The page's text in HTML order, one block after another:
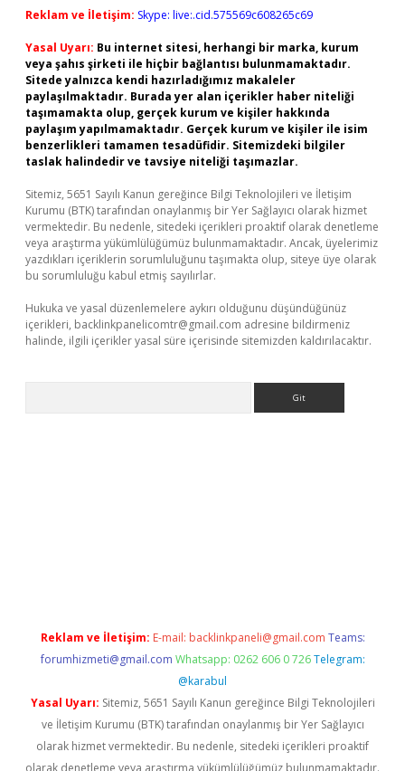
Reklam ve İletişim: Skype: live:.cid.575569c608265c69
Yasal Uyarı: Bu internet sitesi, herhangi bir marka, kurum
veya şahıs şirketi ile hiçbir bağlantısı bulunmamaktadır.
Sitede yalnızca kendi hazırladığımız makaleler
paylaşılmaktadır. Burada yer alan içerikler haber niteliği
taşımamakta olup, gerçek kurum ve kişiler hakkında
paylaşım yapılmamaktadır. Gerçek kurum ve kişiler ile isim
benzerlikleri tamamen tesadüfidir. Sitemizdeki bilgiler
taslak halindedir ve tavsiye niteliği taşımazlar.
Sitemiz, 5651 Sayılı Kanun gereğince Bilgi Teknolojileri ve İletişim
Kurumu (BTK) tarafından onaylanmış bir Yer Sağlayıcı olarak hizmet
vermektedir. Bu nedenle, sitedeki içerikleri proaktif olarak denetleme
veya araştırma yükümlülüğümüz bulunmamaktadır. Ancak, üyelerimiz
yazdıkları içeriklerin sorumluluğunu taşımakta olup, siteye üye olarak
bu sorumluluğu kabul etmiş sayılırlar.
Hukuka ve yasal düzenlemelere aykırı olduğunu düşündüğünüz
içerikleri, backlinkpanelicomtr@gmail.com adresine bildirmeniz
halinde, ilgili içerikler yasal süre içerisinde sitemizden kaldırılacaktır.
Reklam ve İletişim: E-mail: backlinkpaneli@gmail.com Teams:
forumhizmeti@gmail.com Whatsapp: 0262 606 0 726 Telegram:
@karabul
Yasal Uyarı: Sitemiz, 5651 Sayılı Kanun gereğince Bilgi Teknolojileri
ve İletişim Kurumu (BTK) tarafından onaylanmış bir Yer Sağlayıcı
olarak hizmet vermektedir. Bu nedenle, sitedeki içerikleri proaktif
olarak denetleme veya araştırma yükümlülüğümüz bulunmamaktadır.